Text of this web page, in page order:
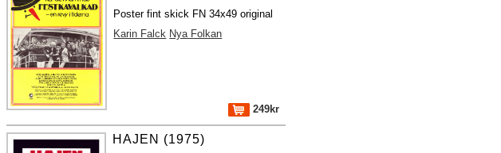
Poster fint skick FN 34x49 original
Karin Falck Nya Folkan
249kr
HAJEN (1975)